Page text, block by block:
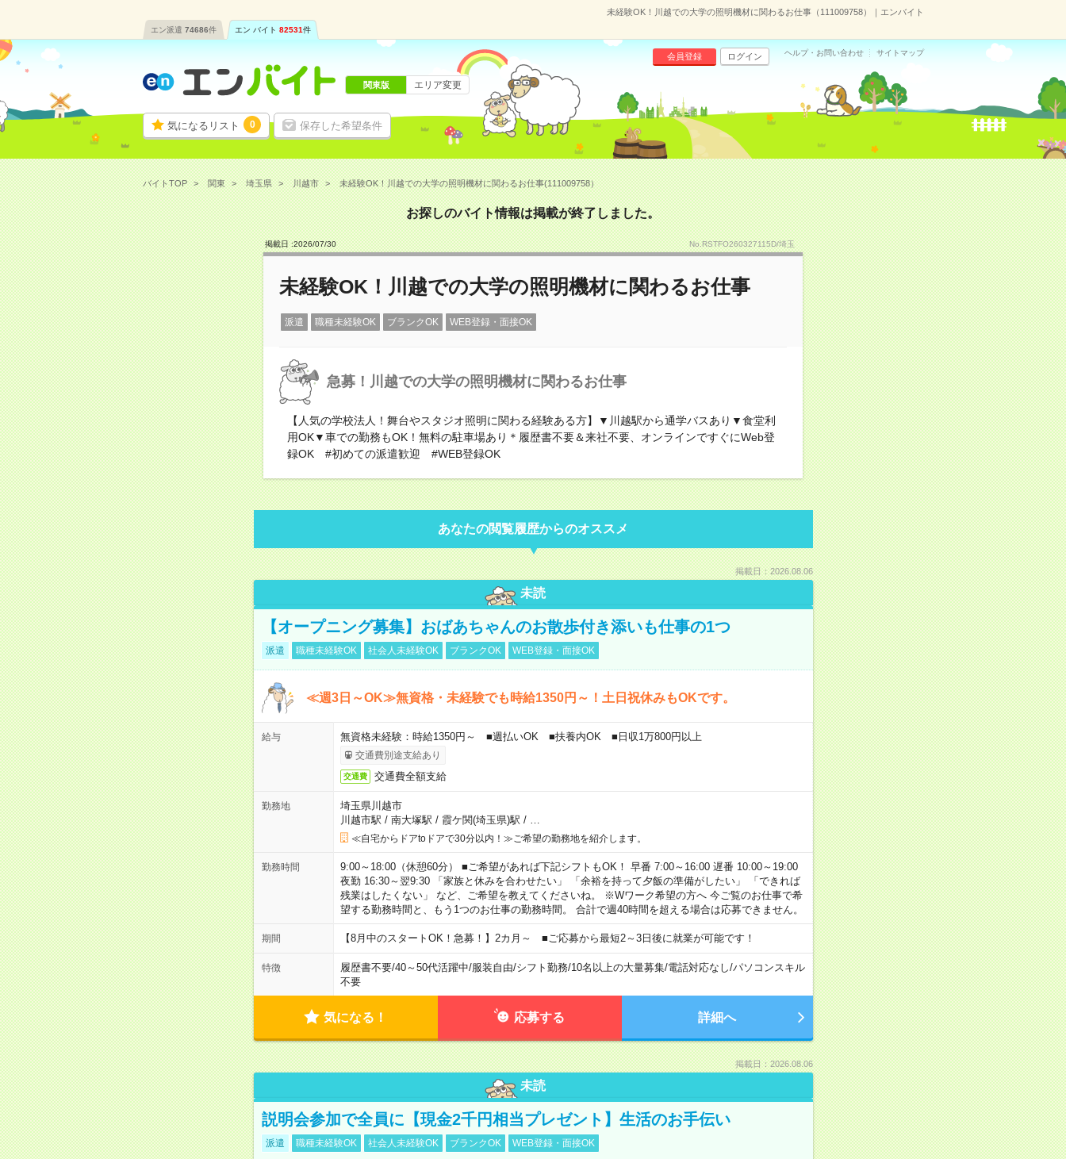
未経験OK！川越での大学の照明機材に関わるお仕事（111009758）｜エンバイト
エン派遣 74686件 エン バイト 82531件
気になるリスト 0 保存した希望条件
会員登録 ログイン ヘルプ・お問い合わせ サイトマップ
関東版 エリア変更
バイトTOP 関東 埼玉県 川越市 未経験OK！川越での大学の照明機材に関わるお仕事(111009758）
お探しのバイト情報は掲載が終了しました。
掲載日 :2026/07/30 No.RSTFO260327115D/埼玉
未経験OK！川越での大学の照明機材に関わるお仕事
派遣 職種未経験OK ブランクOK WEB登録・面接OK
急募！川越での大学の照明機材に関わるお仕事
【人気の学校法人！舞台やスタジオ照明に関わる経験ある方】▼川越駅から通学バスあり▼食堂利
用OK▼車での勤務もOK！無料の駐車場あり＊履歴書不要＆来社不要、オンラインですぐにWeb登
録OK #初めての派遣歓迎 #WEB登録OK
あなたの閲覧履歴からのオススメ
掲載日：2026.08.06
未読
【オープニング募集】おばあちゃんのお散歩付き添いも仕事の1つ
派遣 職種未経験OK 社会人未経験OK ブランクOK WEB登録・面接OK
≪週3日～OK≫無資格・未経験でも時給1350円～！土日祝休みもOKです。
給与 無資格未経験：時給1350円～ ■週払いOK ■扶養内OK ■日収1万800円以上
交通費別途支給あり
交通費 交通費全額支給
勤務地
埼玉県川越市
川越市駅 / 南大塚駅 / 霞ケ関(埼玉県)駅 /
≪自宅からドアtoドアで30分以内！≫ご希望の勤務地を紹介します。
勤務時間
9:00～18:00（休憩60分） ■ご希望があれば下記シフトもOK！ 早番 7:00～16:00 遅番 10:00～19:00
夜勤 16:30～翌9:30 「家族と休みを合わせたい」 「余裕を持って夕飯の準備がしたい」 「できれば
残業はしたくない」 など、ご希望を教えてくださいね。 ※Wワーク希望の方へ 今ご覧のお仕事で希
望する勤務時間と、もう1つのお仕事の勤務時間。 合計で週40時間を超える場合は応募できません。
期間 【8月中のスタートOK！急募！】2カ月～ ■ご応募から最短2～3日後に就業が可能です！
特徴 履歴書不要/40～50代活躍中/服装自由/シフト勤務/10名以上の大量募集/電話対応なし/パソコンスキル
不要
気になる！ 応募する 詳細へ
掲載日：2026.08.06
未読
説明会参加で全員に【現金2千円相当プレゼント】生活のお手伝い
派遣 職種未経験OK 社会人未経験OK ブランクOK WEB登録・面接OK